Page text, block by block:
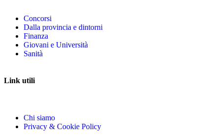
Concorsi
Dalla provincia e dintorni
Finanza
Giovani e Università
Sanità
Link utili
Chi siamo
Privacy & Cookie Policy